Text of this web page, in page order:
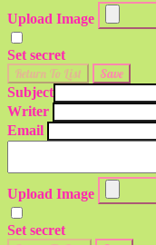
Upload Image
Set secret
Return To List Save
Subject
Writer
Email
Upload Image
Set secret